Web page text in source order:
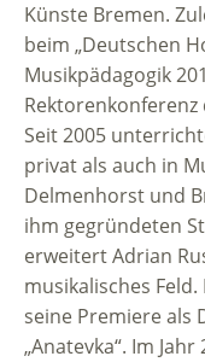
Künste Bremen.
beim „Deutschen
Musikpädagogik
Seit 2005
privat als auch in
Delmenhorst und
ihm gegründeten
erweitert Adrian
musikalisches
seine Premiere als
„Anatevka“. Im